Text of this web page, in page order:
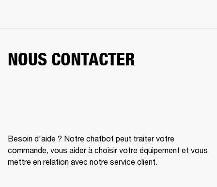
NOUS CONTACTER
Besoin d'aide ? Notre chatbot peut traiter votre
commande, vous aider à choisir votre équipement et vous
mettre en relation avec notre service client.